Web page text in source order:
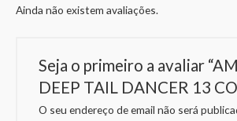
Ainda não existem avaliações.
Seja o primeiro a avaliar
DEEP TAIL DANCER 13
O seu endereço de email não será